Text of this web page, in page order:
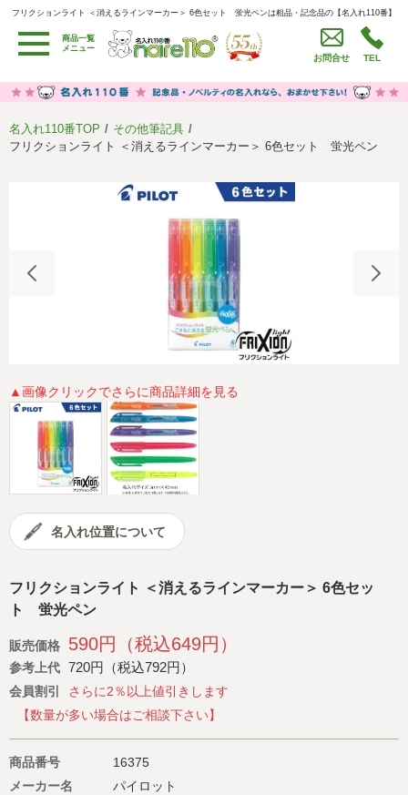
フリクションライト ＜消えるラインマーカー＞ 6色セット 蛍光ペンは粗品・記念品の【名入れ110番】
フリクションライト ＜消えるラインマーカー＞ 6色セット 蛍光ペンは粗品・記念品の【名入れ110番】
商品一覧
メニュー
お問合せ TEL
用途別カテゴリ
卒園・卒業記念品
労働組合・設立記念・周年記念
うちわ・扇子・ファン
イベント・パーティーグッズ
セール品グッズ
名入れについて
社会貢献活動 特定商取引法に基づく表記
プライバシーポリシー
会社概要
名入れ110番TOP
その他筆記具
フリクションライト ＜消えるラインマーカー＞ 6色セット 蛍光ペン
▲画像クリックでさらに商品詳細を見る
名入れ位置について
フリクションライト ＜消えるラインマーカー＞ 6色セッ
ト 蛍光ペン
販売価格 590円（税込649円）
参考上代 720円（税込792円）
会員割引
さらに2％以上値引きします
【数量が多い場合はご相談下さい】
商品番号
16375
メーカー名
パイロット